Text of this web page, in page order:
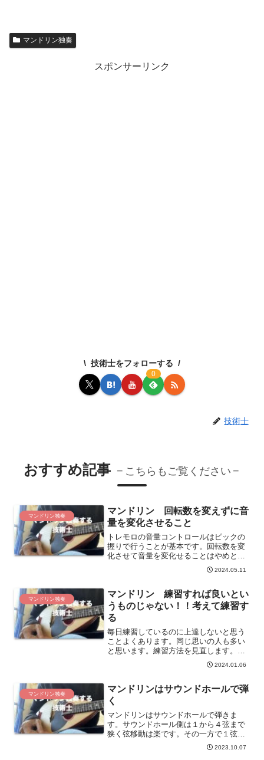
マンドリン独奏
スポンサーリンク
技術士をフォローする
0
技術士
おすすめ記事 こちらもご覧ください
マンドリン独奏
マンドリン 回転数を変えずに音
量を変化させること
トレモロの音量コントロールはピックの
握りで行うことが基本です。回転数を変
化させて音量を変化せることはやめとき
ましょう。ノイズが増えるだけです。
2024.05.11
マンドリン独奏
マンドリン 練習すれば良いとい
うものじゃない！！考えて練習す
る
毎日練習しているのに上達しないと思う
ことよくあります。同じ思いの人も多い
と思います。練習方法を見直します。楽
譜を分解して弾けない箇所に練習時間を
配分して練習します。分解と配分が練習
2024.01.06
マンドリン独奏
マンドリンはサウンドホールで弾
く
マンドリンはサウンドホールで弾きま
す。サウンドホール側は１から４弦まで
狭く弦移動は楽です。その一方で１弦は
フォルテが弾きにくいデメリットがあり
ます。メリット、デメリットを踏まえて
2023.10.07